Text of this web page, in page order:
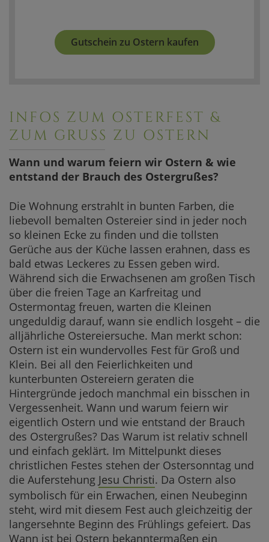
Gutschein zu Ostern kaufen
INFOS ZUM OSTERFEST &
ZUM GRUSS ZU OSTERN
Wann und warum feiern wir Ostern & wie
entstand der Brauch des Ostergrußes?
Die Wohnung erstrahlt in bunten Farben, die
liebevoll bemalten Ostereier sind in jeder noch
so kleinen Ecke zu finden und die tollsten
Gerüche aus der Küche lassen erahnen, dass es
bald etwas Leckeres zu Essen geben wird.
Während sich die Erwachsenen am großen Tisch
über die freien Tage an Karfreitag und
Ostermontag freuen, warten die Kleinen
ungeduldig darauf, wann sie endlich losgeht – die
alljährliche Ostereiersuche. Man merkt schon:
Ostern ist ein wundervolles Fest für Groß und
Klein. Bei all den Feierlichkeiten und
kunterbunten Ostereiern geraten die
Hintergründe jedoch manchmal ein bisschen in
Vergessenheit. Wann und warum feiern wir
eigentlich Ostern und wie entstand der Brauch
des Ostergrußes? Das Warum ist relativ schnell
und einfach geklärt. Im Mittelpunkt dieses
christlichen Festes stehen der Ostersonntag und
die Auferstehung Jesu Christi. Da Ostern also
symbolisch für ein Erwachen, einen Neubeginn
steht, wird mit diesem Fest auch gleichzeitig der
langersehnte Beginn des Frühlings gefeiert. Das
Wann ist bei Ostern bekanntermaßen ein